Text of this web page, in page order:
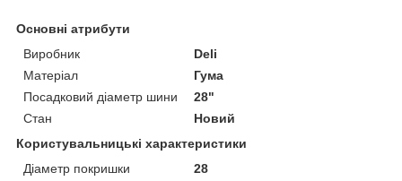
Основні атрибути
Виробник
Deli
Матеріал
Гума
Посадковий діаметр шини
28"
Стан
Новий
Користувальницькі характеристики
Діаметр покришки
28